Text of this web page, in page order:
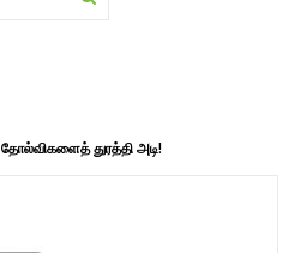
தோல்விகளைத் துரத்தி அடி!